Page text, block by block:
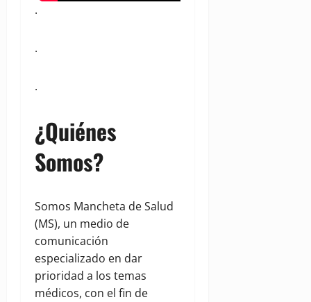
.
.
.
¿Quiénes
Somos?
Somos Mancheta de Salud
(MS), un medio de
comunicación
especializado en dar
prioridad a los temas
médicos, con el fin de